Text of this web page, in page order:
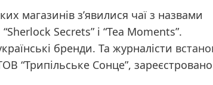
магазинів з’явилися чаї з назвами
Secrets” і “Tea Moments”.
бренди. Та журналісти
“Трипільське Сонце”,